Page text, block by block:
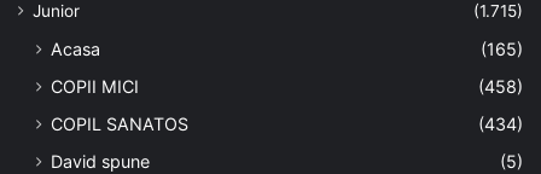
Junior
(1.715)
Acasa
(165)
COPII MICI
(458)
COPIL SANATOS
(434)
David spune
(5)